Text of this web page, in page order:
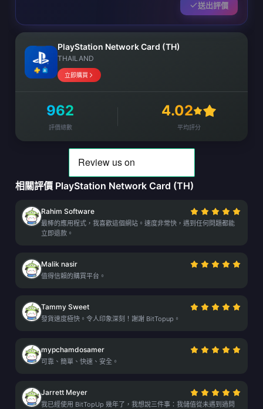
送出評價
PlayStation Network Card (TH)
THAILAND
立即購買
962
評價總數
4.02
平均評分
相關評價 PlayStation Network Card (TH)
Rahim Software
最棒的應用程式，我喜歡這個網站。速度非常快，遇到任何問題都能
立即退款。
Malik nasir
值得信賴的購買平台。
Tammy Sweet
發貨速度極快。令人印象深刻！謝謝 BitTopup。
mypchamdosamer
可靠、簡單、快速、安全。
Jarrett Meyer
我已經使用 BitTopUp 幾年了，我想說三件事：我儲值從未遇到過問